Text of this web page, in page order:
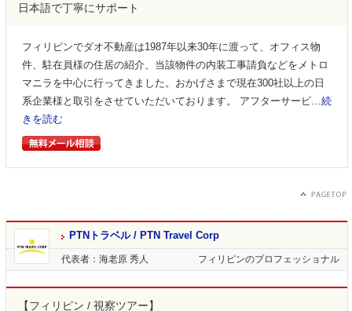
日本語で丁寧にサポート
フィリピンでダオ不動産は1987年以来30年に渡って、オフィス物
件、駐在員様の住居の紹介、当該物件の内装工事請負などをメトロ
マニラを中心に行ってきました。おかげさまで現在300社以上の日
系企業様と取引をさせていただいております。 アフターサービ… 続
きを読む
PTNトラベル / PTN Travel Corp
フィリピンのプロフェッショナル
代表者：海老原 秀人
【フィリピン / 視察ツアー】